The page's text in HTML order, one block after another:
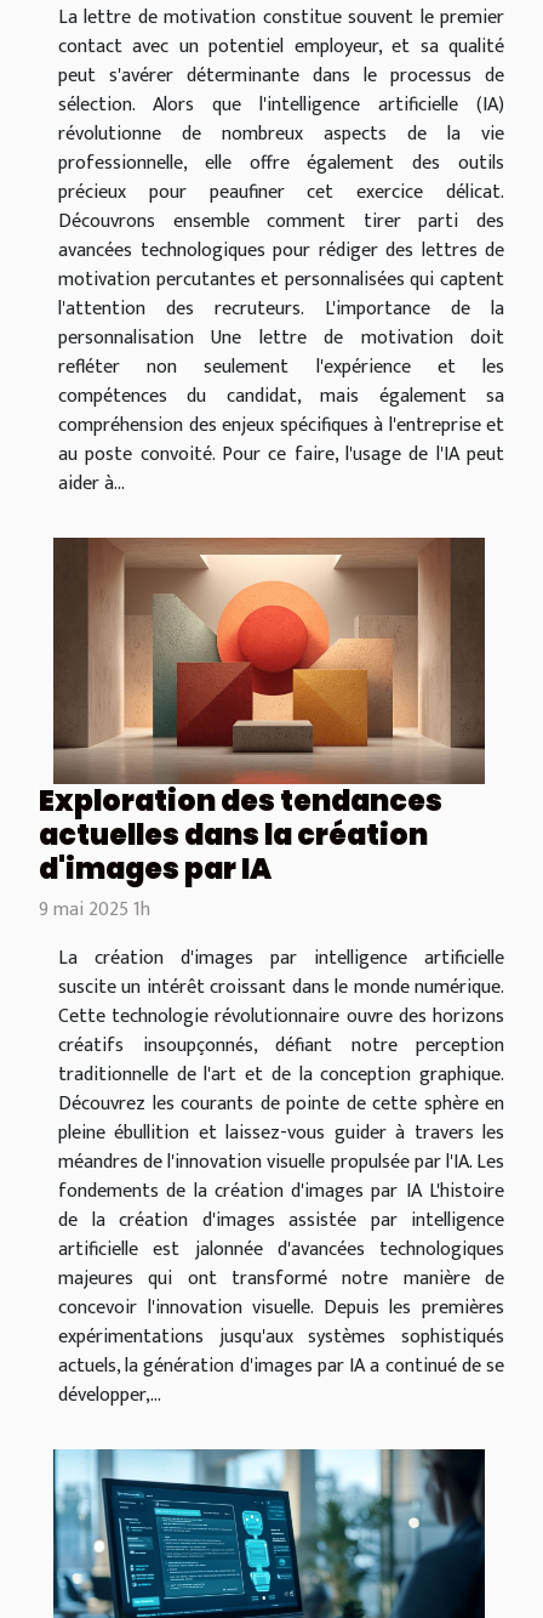
La lettre de motivation constitue souvent le premier
contact avec un potentiel employeur, et sa qualité
peut s'avérer déterminante dans le processus de
sélection. Alors que l'intelligence artificielle (IA)
révolutionne de nombreux aspects de la vie
professionnelle, elle offre également des outils
précieux pour peaufiner cet exercice délicat.
Découvrons ensemble comment tirer parti des
avancées technologiques pour rédiger des lettres de
motivation percutantes et personnalisées qui captent
l'attention des recruteurs. L'importance de la
personnalisation Une lettre de motivation doit
refléter non seulement l'expérience et les
compétences du candidat, mais également sa
compréhension des enjeux spécifiques à l'entreprise et
au poste convoité. Pour ce faire, l'usage de l'IA peut
aider à...
Exploration des tendances
actuelles dans la création
d'images par IA
9 mai 2025 1h
La création d'images par intelligence artificielle
suscite un intérêt croissant dans le monde numérique.
Cette technologie révolutionnaire ouvre des horizons
créatifs insoupçonnés, défiant notre perception
traditionnelle de l'art et de la conception graphique.
Découvrez les courants de pointe de cette sphère en
pleine ébullition et laissez-vous guider à travers les
méandres de l'innovation visuelle propulsée par l'IA. Les
fondements de la création d'images par IA L'histoire
de la création d'images assistée par intelligence
artificielle est jalonnée d'avancées technologiques
majeures qui ont transformé notre manière de
concevoir l'innovation visuelle. Depuis les premières
expérimentations jusqu'aux systèmes sophistiqués
actuels, la génération d'images par IA a continué de se
développer,...